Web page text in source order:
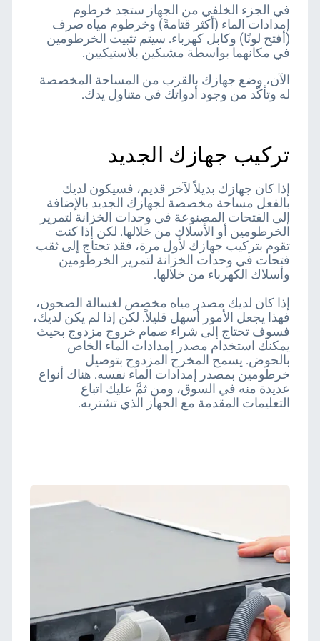
في الجزء الخلفي من الجهاز ستجد خرطوم
إمدادات الماء (أكثر قتامةً) وخرطوم مياه صرف
(أفتح لونًا) وكابل كهرباء. سيتم تثبيت الخرطومين
في مكانهما بواسطة مشبكين بلاستيكيين.
الآن، وضع جهازك بالقرب من المساحة المخصصة
له وتأكّد من وجود أدواتك في متناول يدك.
تركيب جهازك الجديد
إذا كان جهازك بديلاً لآخر قديم، فسيكون لديك
بالفعل مساحة مخصصة لجهازك الجديد بالإضافة
إلى الفتحات المصنوعة في وحدات الخزانة لتمرير
الخرطومين أو الأسلاك من خلالها. لكن إذا كنت
تقوم بتركيب جهازك لأول مرة، فقد تحتاج إلى ثقب
فتحات في وحدات الخزانة لتمرير الخرطومين
وأسلاك الكهرباء من خلالها.
إذا كان لديك مصدر مياه مخصص لغسالة الصحون،
فهذا يجعل الأمور أسهل قليلاً. لكن إذا لم يكن لديك،
فسوف تحتاج إلى شراء صمام خروج مزدوج بحيث
يمكنك استخدام مصدر إمدادات الماء الخاص
بالحوض. يسمح المخرج المزدوج بتوصيل
خرطومين بمصدر إمدادات الماء نفسه. هناك أنواع
عديدة منه في السوق، ومن ثمَّ عليك اتباع
التعليمات المقدمة مع الجهاز الذي تشتريه.